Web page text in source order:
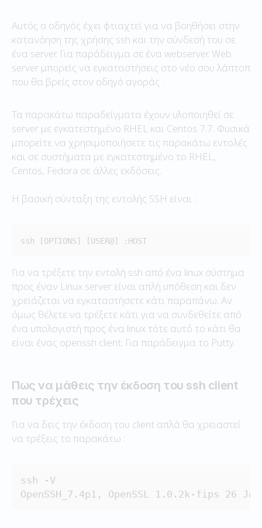
Αυτός ο οδηγός έχει φτιαχτεί για να βοηθήσει στην
κατανόηση της χρήσης ssh και την σύνδεσή του σε
ένα server. Για παράδειγμα σε ένα webserver. Web
server μπορείς να εγκαταστήσεις στο νέο σου λάπτοπ
που θα βρείς στον οδηγό αγοράς .
Τα παρακάτω παραδείγματα έχουν υλοποιηθεί σε
server με εγκατεστημένο RHEL και Centos 7.7. Φυσικά
μπορείτε να χρησιμοποιήσετε τις παρακάτω εντολές
και σε συστήματα με εγκατεστημένο το RHEL,
Centos, Fedora σε άλλες εκδόσεις.
Η βασική σύνταξη της εντολής SSH είναι :
ssh [OPTIONS] [USER@] :HOST
Για να τρέξετε την εντολή ssh από ένα linux σύστημα
προς έναν Linux server είναι απλή υπόθεση και δεν
χρειάζεται να εγκαταστήσετε κάτι παραπάνω. Αν
όμως θέλετε να τρέξετε κάτι για να συνδεθείτε από
ένα υπολογιστή προς ένα linux τότε αυτό το κάτι θα
είναι ένας openssh client. Για παράδειγμα το Putty.
Πως να μάθεις την έκδοση του ssh client
που τρέχεις
Για να δεις την έκδοση του client απλά θα χρειαστεί
να τρέξεις το παρακάτω :
ssh -V
OpenSSH_7.4p1, OpenSSL 1.0.2k-fips 26